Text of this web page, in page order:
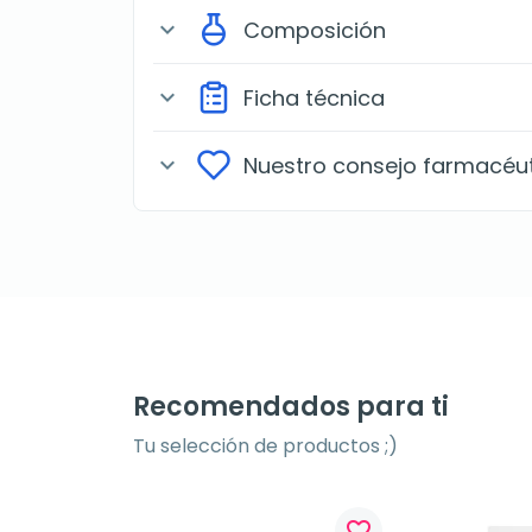
expand_more Composición
expand_more Ficha técnica
expand_more Nuestro consejo
Recomendados para ti
Tu selección de productos ;)